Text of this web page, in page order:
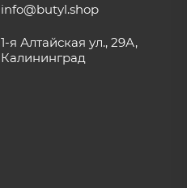
info@butyl.shop
1-я Алтайская ул., 29А,
Калининград